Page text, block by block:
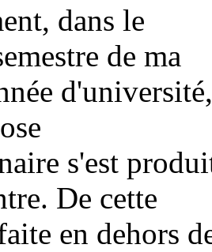
dans le
de ma
d'université,
s'est
De cette
en dehors